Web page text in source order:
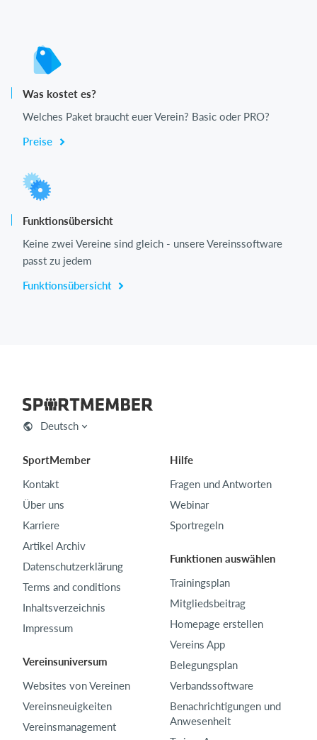
Was kostet es?
Welches Paket braucht euer Verein? Basic oder PRO?
Preise
Funktionsübersicht
Keine zwei Vereine sind gleich - unsere Vereinssoftware
passt zu jedem
Funktionsübersicht
Deutsch
SportMember
Kontakt
Über uns
Karriere
Artikel Archiv
Datenschutzerklärung
Terms and conditions
Inhaltsverzeichnis
Impressum
Vereinsuniversum
Websites von Vereinen
Vereinsneuigkeiten
Vereinsmanagement
Hilfe
Fragen und Antworten
Webinar
Sportregeln
Funktionen auswählen
Trainingsplan
Mitgliedsbeitrag
Homepage erstellen
Vereins App
Belegungsplan
Verbandssoftware
Benachrichtigungen und
Anwesenheit